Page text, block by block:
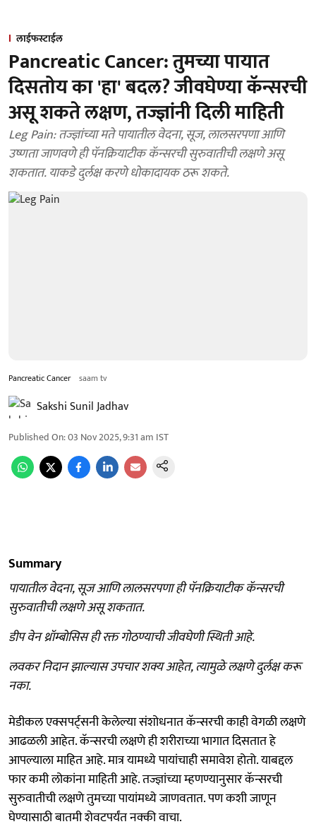
लाईफस्टाईल
Pancreatic Cancer: तुमच्या पायात
दिसतोय का 'हा' बदल? जीवघेण्या कॅन्सरची
असू शकते लक्षण, तज्ज्ञांनी दिली माहिती
Leg Pain: तज्ज्ञांच्या मते पायातील वेदना, सूज, लालसरपणा आणि
उष्णता जाणवणे ही पॅनक्रियाटीक कॅन्सरची सुरुवातीची लक्षणे असू
शकतात. याकडे दुर्लक्ष करणे धोकादायक ठरू शकते.
Pancreatic Cancer saam tv
Sakshi Sunil Jadhav
Published On:03 Nov 2025, 9:31 am IST
Summary
पायातील वेदना, सूज आणि लालसरपणा ही पॅनक्रियाटीक कॅन्सरची
सुरुवातीची लक्षणे असू शकतात.
डीप वेन थ्रॉम्बोसिस ही रक्त गोठण्याची जीवघेणी स्थिती आहे.
लवकर निदान झाल्यास उपचार शक्य आहेत, त्यामुळे लक्षणे दुर्लक्ष करू
नका.
मेडीकल एक्सपर्ट्सनी केलेल्या संशोधनात कॅन्सरची काही वेगळी लक्षणे
आढळली आहेत. कॅन्सरची लक्षणे ही शरीराच्या भागात दिसतात हे
आपल्याला माहित आहे. मात्र यामध्ये पायांचाही समावेश होतो. याबद्दल
फार कमी लोकांना माहिती आहे. तज्ज्ञांच्या म्हणण्यानुसार कॅन्सरची
सुरुवातीची लक्षणे तुमच्या पायांमध्ये जाणवतात. पण कशी जाणून
घेण्यासाठी बातमी शेवटपर्यंत नक्की वाचा.